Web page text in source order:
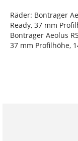
Räder: Bontrager
Ready, 37 mm
Bontrager Aeolus
37 mm Profilhöhe,